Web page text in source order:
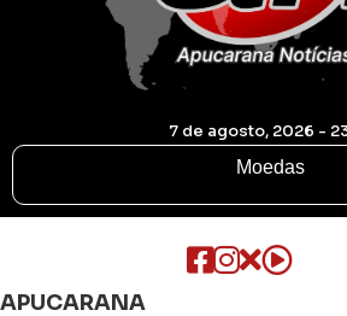
7 de agosto, 2026 -
Moedas
APUCARANA